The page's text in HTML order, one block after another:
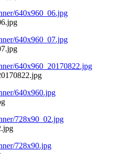
640x960_06.jpg
640x960_07.jpg
640x960_20170822.jpg
640x960.jpg
728x90_02.jpg
728x90.jpg